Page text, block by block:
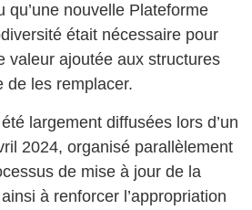
qu’une nouvelle Plateforme
était nécessaire pour
valeur ajoutée aux structures
de les remplacer.
largement diffusées lors d’un
2024, organisé parallèlement
de mise à jour de la
à renforcer l’appropriation